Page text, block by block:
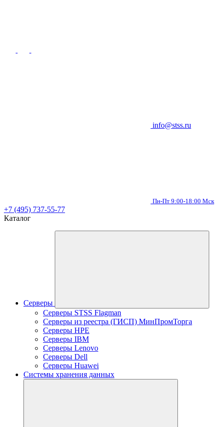
info@stss.ru
Пн-Пт 9:00-18:00 Мск
+7 (495) 737-55-77
Каталог
Серверы
Серверы STSS Flagman
Серверы из реестра (ГИСП) МинПромТорга
Серверы HPE
Серверы IBM
Серверы Lenovo
Серверы Dell
Серверы Huawei
Системы хранения данных